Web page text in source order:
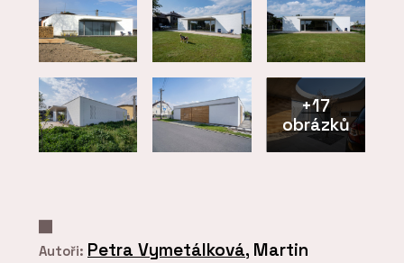
+17
obrázků
Autoři: Petra Vymetálková, Martin